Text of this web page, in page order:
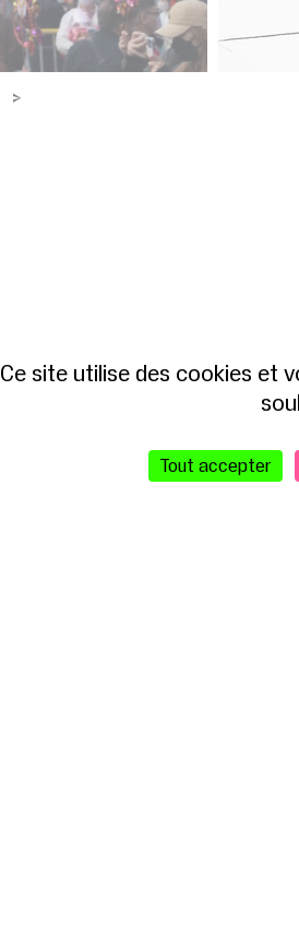
>
Ce site utilise des cookies et
Tout accepter